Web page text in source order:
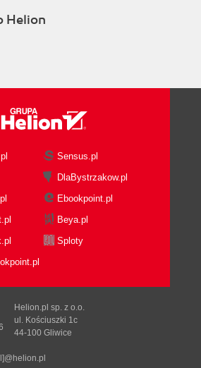
Helion
Sensus.pl
DlaBystrzakow.pl
Ebookpoint.pl
Beya.pl
Sploty
Helion.pl sp. z o.o.
ul. Kościuszki 1c
44-100 Gliwice